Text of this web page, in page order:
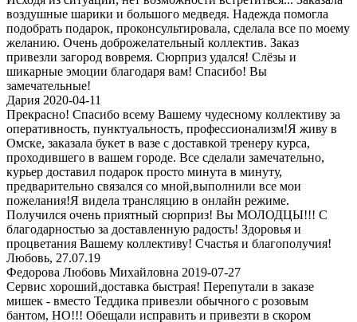
воздушные шарики и большого медведя. Надежда помогла
подобрать подарок, проконсультировала, сделала все по моему
желанию. Очень доброжелательный коллектив. Заказ
привезли загород вовремя. Сюрприз удался! Слёзы и
шикарные эмоции благодаря вам! Спасибо! Вы
замечательные!
Дария 2020-04-11
Прекрасно! Спасибо всему Вашему чудесному коллективу за
оперативность, пунктуальность, профессионализм!Я живу в
Омске, заказала букет в вазе с доставкой тренеру курса,
проходившего в вашем городе. Все сделали замечательно,
курьер доставил подарок просто минута в минуту,
предварительно связался со мной,выполнили все мои
пожелания!Я видела трансляцию в онлайн режиме.
Получился очень приятный сюрприз! Вы МОЛОДЦЫ!!! С
благодарностью за доставленную радость! Здоровья и
процветания Вашему коллективу! Счастья и благополучия!
Любовь, 27.07.19
Федорова Любовь Михайловна 2019-07-27
Сервис хороший,доставка быстрая! Перепутали в заказе
мишек - вместо Теддика привезли обычного с розовым
бантом, НО!!! Обещали исправить и привезти в скором